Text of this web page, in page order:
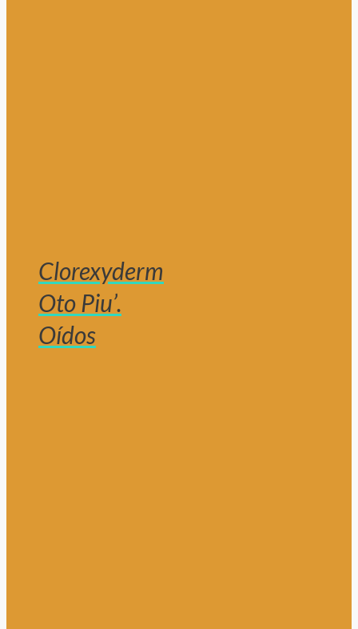
Clorexyderm
Oto Piu’.
Oídos